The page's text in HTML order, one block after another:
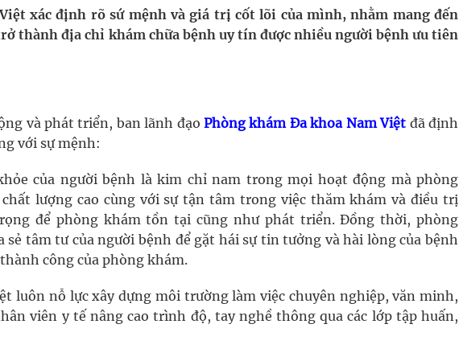
âm thầm
tại Lễ hội sầu riêng 2026
trong lĩnh vực cấp cứu, điều trị đột quỵ
Khương trở lại khai thác vào ngày 19/8
Đông Máu Của Các Loài Nhân Sâm (Panax Spp.): Tổng
Tử
viện toàn quốc
xác định rõ sứ mệnh và giá trị cốt lõi của mình, nhằm mang đến
thành địa chỉ khám chữa bệnh uy tín được nhiều người bệnh ưu tiên
và phát triển, ban lãnh đạoPhòng khám Đa khoa Nam Việt đã định
với sự mệnh:
của người bệnh là kim chỉ nam trong mọi hoạt động mà phòng
lượng cao cùng với sự tận tâm trong việc thăm khám và điều trị
để phòng khám tồn tại cũng như phát triển. Đồng thời, phòng
sẻ tâm tư của người bệnh để gặt hái sự tin tưởng và hài lòng của bệnh
công của phòng khám.
luôn nỗ lực xây dựng môi trường làm việc chuyên nghiệp, văn minh,
viên y tế nâng cao trình độ, tay nghề thông qua các lớp tập huấn,